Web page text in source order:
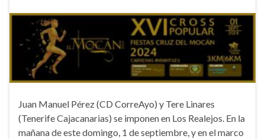
Juan Manuel Pérez (CD CorreAyo) y Tere Linares
(Tenerife Cajacanarias) se imponen en Los Realejos. En la
mañana de este domingo, 1 de septiembre, y en el marco